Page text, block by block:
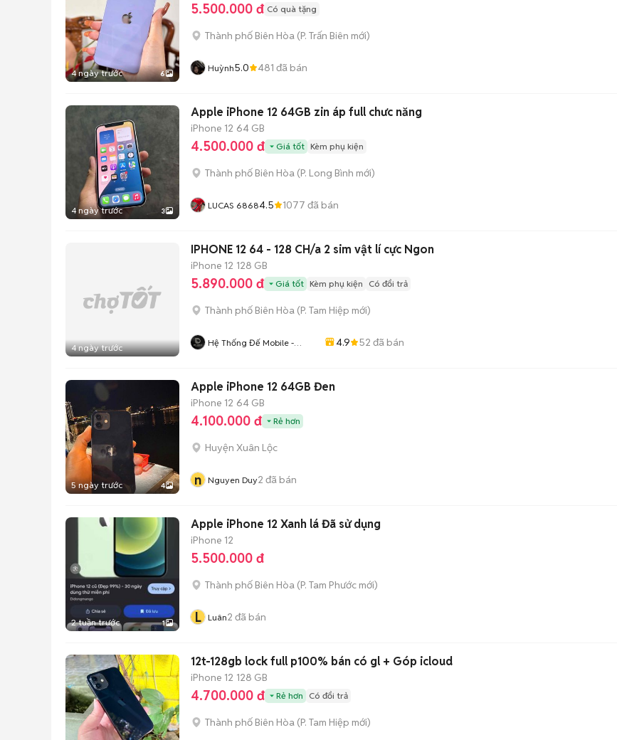
4 ngày trước 6
5.500.000 đ Có quà tặng
Thành phố Biên Hòa (P. Trấn Biên mới)
Huỳnh5.0 481 đã bán
4 ngày trước 3
Apple iPhone 12 64GB zin áp full chưc năng
iPhone 12 64 GB
4.500.000 đ Giá tốt Kèm phụ kiện
Thành phố Biên Hòa (P. Long Bình mới)
LUCAS 68684.5 1077 đã bán
4 ngày trước
IPHONE 12 64 - 128 CH/a 2 sim vật lí cực Ngon
iPhone 12 128 GB
5.890.000 đ Giá tốt Kèm phụ kiện Có đổi trả
Thành phố Biên Hòa (P. Tam Hiệp mới)
Hệ Thống Đế Mobile -
4.9 52 đã bán
5 ngày trước 4
Apple iPhone 12 64GB Đen
iPhone 12 64 GB
4.100.000 đ Rẻ hơn
Huyện Xuân Lộc
n Nguyen Duy2 đã bán
2 tuần trước 1
Apple iPhone 12 Xanh lá Đã sử dụng
iPhone 12
5.500.000 đ
Thành phố Biên Hòa (P. Tam Phước mới)
L Luân2 đã bán
12t-128gb lock full p100% bán có gl + Góp icloud
iPhone 12 128 GB
4.700.000 đ Rẻ hơn Có đổi trả
Thành phố Biên Hòa (P. Tam Hiệp mới)